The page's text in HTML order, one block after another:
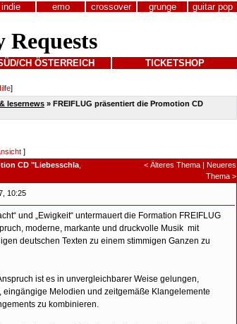
indie emo crossover grunge guitar pop
CH ÖSTERREICH TICKETSHOP
]
lesernews » FREIFLUG präsentiert die Promotion CD
]
CD "Liebesschla < Älteres Thema | Neueres
Thema >
10:25
und „Ewigkeit“ untermauert die Formation FREIFLUG
moderne, markante und druckvolle Musik mit
deutschen Texten zu einem stimmigen Ganzen zu
ist es in unvergleichbarer Weise gelungen,
eingängige Melodien und zeitgemäße Klangelemente
zu kombinieren.